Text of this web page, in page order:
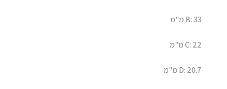
B: 33 מ"מ
C: 22 מ"מ
D: 20.7 מ"מ